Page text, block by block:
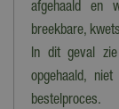
afgehaald en
breekbare,
In dit geval
opgehaald,
bestelproces.